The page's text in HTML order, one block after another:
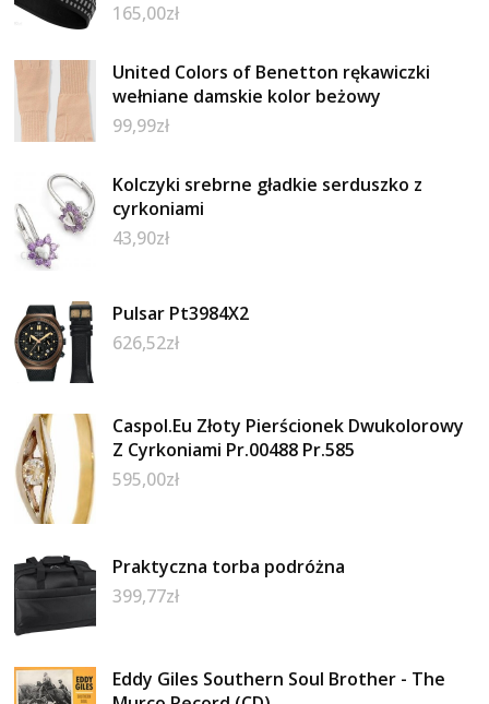
165,00zł
United Colors of Benetton rękawiczki
wełniane damskie kolor beżowy
99,99zł
Kolczyki srebrne gładkie serduszko z
cyrkoniami
43,90zł
Pulsar Pt3984X2
626,52zł
Caspol.Eu Złoty Pierścionek Dwukolorowy
Z Cyrkoniami Pr.00488 Pr.585
595,00zł
Praktyczna torba podróżna
399,77zł
Eddy Giles Southern Soul Brother - The